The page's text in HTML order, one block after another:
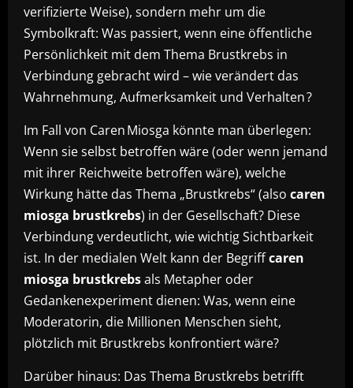
verifizierte Weise), sondern mehr um die
Symbolkraft: Was passiert, wenn eine öffentliche
Persönlichkeit mit dem Thema Brustkrebs in
Verbindung gebracht wird – wie verändert das
Wahrnehmung, Aufmerksamkeit und Verhalten ?
Im Fall von Caren Miosga könnte man überlegen:
Wenn sie selbst betroffen wäre (oder wenn jemand
mit ihrer Reichweite betroffen wäre), welche
Wirkung hätte das Thema „Brustkrebs“ (also caren
miosga brustkrebs) in der Gesellschaft? Diese
Verbindung verdeutlicht, wie wichtig Sichtbarkeit
ist. In der medialen Welt kann der Begriffcaren
miosga brustkrebsals Metapher oder
Gedankenexperiment dienen: Was, wenn eine
Moderatorin, die Millionen Menschen sieht,
plötzlich mit Brustkrebs konfrontiert wäre?
Darüber hinaus: Das Thema Brustkrebs betrifft